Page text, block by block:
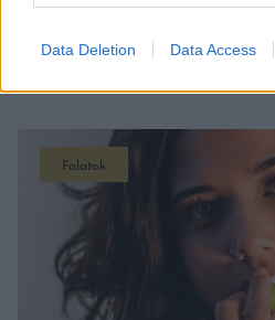
Data Deletion Data Access
úgynevezett […]
Falatok